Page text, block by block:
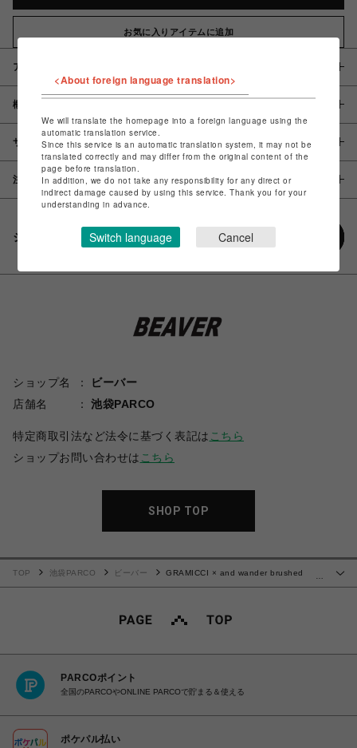
お気に入りアイテムに追加
アイテム説明 / 素材
概要
サイズ
注意事項
シェアする
ショップ名
ビーバー
店舗名
池袋PARCO
特定商取引法など法令に基づく表記は こちら
ショップお問い合わせは こちら
SHOP TOP
TOP 池袋PARCO ビーバー
GRAMICCI × and wander brushed
PARCOポイント
全国のPARCOやONLINE PARCOで貯まる＆使える
ポケパル払い
<About foreign language translation>
We will translate the homepage into a foreign language using the
automatic translation service.
Since this service is an automatic translation system, it may not be
translated correctly and may differ from the original content of the
page before translation.
In addition, we do not take any responsibility for any direct or
indirect damage caused by using this service. Thank you for your
understanding in advance.
Switch language Cancel